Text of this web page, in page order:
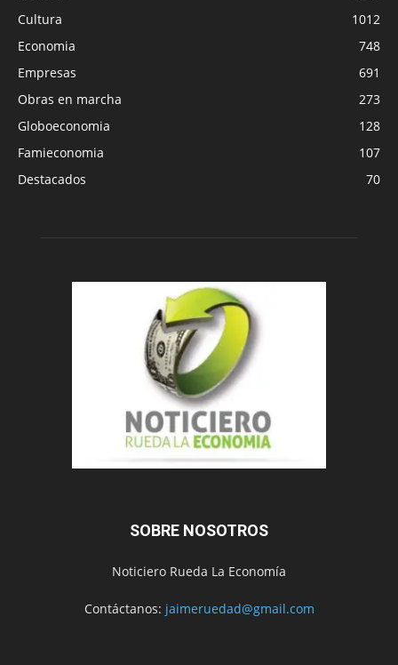
Cultura
1012
Economia
748
Empresas
691
Obras en marcha
273
Globoeconomia
128
Famieconomia
107
Destacados
70
SOBRE NOSOTROS
Noticiero Rueda La Economía
Contáctanos: jaimeruedad@gmail.com